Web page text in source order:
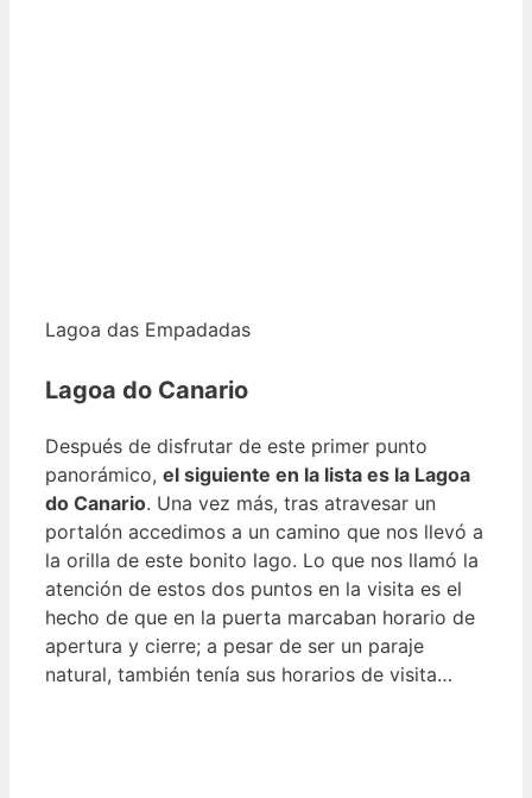
Lagoa das Empadadas
Lagoa do Canario
Después de disfrutar de este primer punto
panorámico, el siguiente en la lista es la Lagoa
do Canario. Una vez más, tras atravesar un
portalón accedimos a un camino que nos llevó a
la orilla de este bonito lago. Lo que nos llamó la
atención de estos dos puntos en la visita es el
hecho de que en la puerta marcaban horario de
apertura y cierre; a pesar de ser un paraje
natural, también tenía sus horarios de visita…